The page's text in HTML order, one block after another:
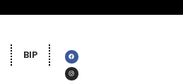
BIP